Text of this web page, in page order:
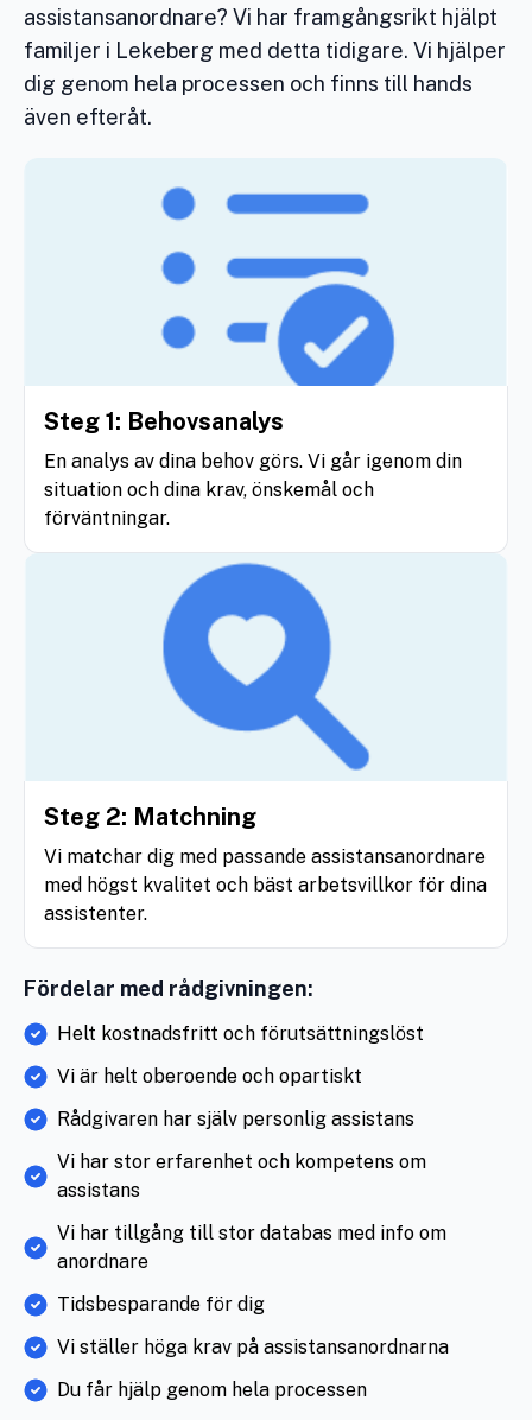
assistansanordnare? Vi har framgångsrikt hjälpt
familjer i Lekeberg med detta tidigare. Vi hjälper
dig genom hela processen och finns till hands
även efteråt.
Steg 1: Behovsanalys
En analys av dina behov görs. Vi går igenom din
situation och dina krav, önskemål och
förväntningar.
Steg 2: Matchning
Vi matchar dig med passande assistansanordnare
med högst kvalitet och bäst arbetsvillkor för dina
assistenter.
Fördelar med rådgivningen:
Helt kostnadsfritt och förutsättningslöst
Vi är helt oberoende och opartiskt
Rådgivaren har själv personlig assistans
Vi har stor erfarenhet och kompetens om
assistans
Vi har tillgång till stor databas med info om
anordnare
Tidsbesparande för dig
Vi ställer höga krav på assistansanordnarna
Du får hjälp genom hela processen